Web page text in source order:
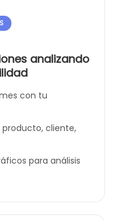
analizando
con tu
cliente,
para análisis